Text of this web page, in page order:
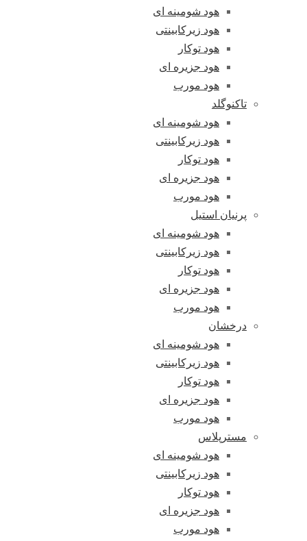
هود شومینه ای
هود زیرکابینتی
هود توکار
هود جزیره ای
هود مورب
تاکنوگلد
هود شومینه ای
هود زیرکابینتی
هود توکار
هود جزیره ای
هود مورب
پرنیان استیل
هود شومینه ای
هود زیرکابینتی
هود توکار
هود جزیره ای
هود مورب
درخشان
هود شومینه ای
هود زیرکابینتی
هود توکار
هود جزیره ای
هود مورب
مسترپلاس
هود شومینه ای
هود زیرکابینتی
هود توکار
هود جزیره ای
هود مورب